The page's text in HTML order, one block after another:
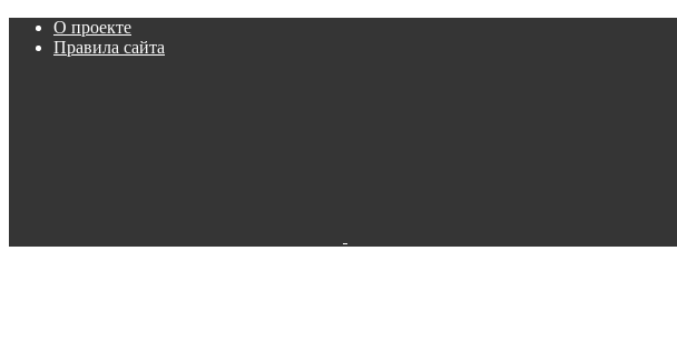
О проекте
Правила сайта